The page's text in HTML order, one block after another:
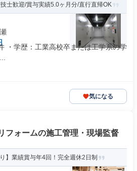
士歓迎/賞与実績5.0ヶ月分/直行直帰OK
・学歴：工業高校卒または工学系の学
気になる
ォームの施工管理・現場監督
】業績賞与年4回！完全週休2日制